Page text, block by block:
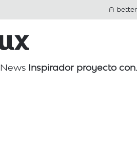
A
News Inspirador proyecto